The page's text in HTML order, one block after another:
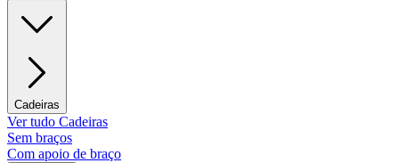
Cadeiras
Ver tudo Cadeiras
Sem braços
Com apoio de braço